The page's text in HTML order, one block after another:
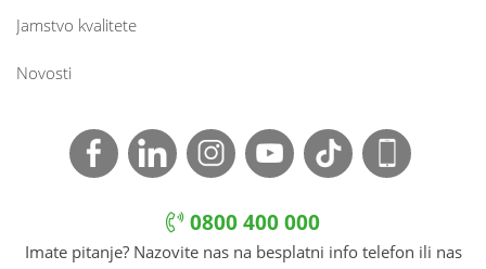
Jamstvo kvalitete
Novosti
0800 400 000
Imate pitanje? Nazovite nas na besplatni info telefon ili nas